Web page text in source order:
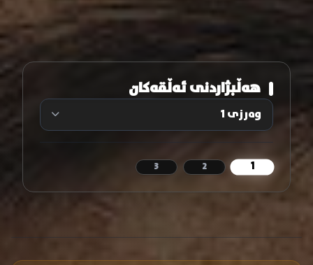
هەڵبژاردنی ئەڵقەکان
1
2
3